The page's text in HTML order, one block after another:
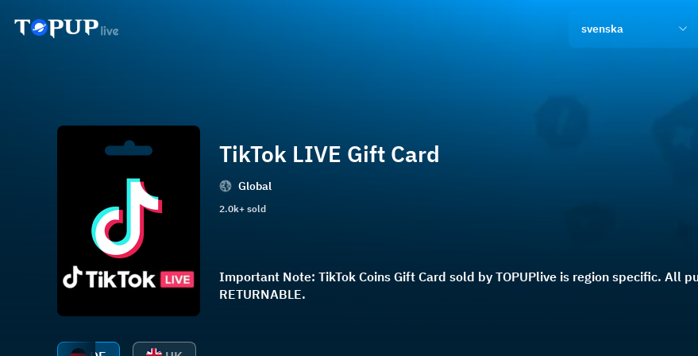
svenska
TikTok LIVE Gift Card
Global
2.0k+ sold
Important Note: TikTok Coins Gift Card sold by TOPUPlive is region specific. All
RETURNABLE.